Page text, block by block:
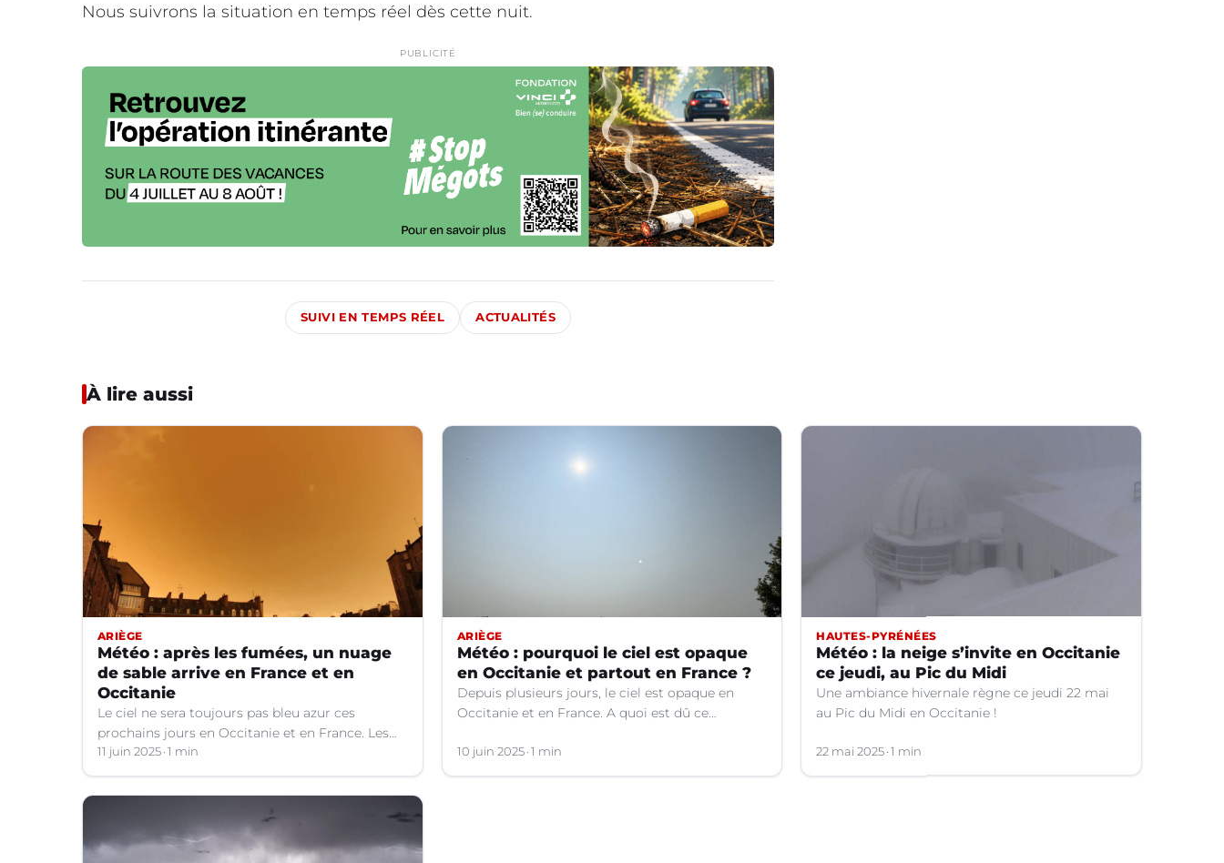
Nous suivrons la situation en temps réel dès cette nuit.
PUBLICITÉ
SUIVI EN TEMPS RÉEL ACTUALITÉS
À lire aussi
ARIÈGE
Météo : après les fumées, un nuage
de sable arrive en France et en
Occitanie
Le ciel ne sera toujours pas bleu azur ces
prochains jours en Occitanie et en France. Les
explications météo.
11 juin 2025 1 min
ARIÈGE
Météo : pourquoi le ciel est opaque
en Occitanie et partout en France ?
Depuis plusieurs jours, le ciel est opaque en
Occitanie et en France. A quoi est dû ce
10 juin 2025 1 min
HAUTES-PYRÉNÉES
Météo : la neige s’invite en Occitanie
ce jeudi, au Pic du Midi
Une ambiance hivernale règne ce jeudi 22 mai
au Pic du Midi en Occitanie !
22 mai 2025 1 min